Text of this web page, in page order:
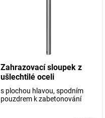
Zahrazovací sloupek z
ušlechtilé oceli
s plochou hlavou, spodním
pouzdrem k zabetonování